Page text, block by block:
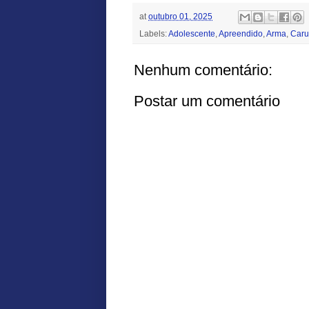
at outubro 01, 2025
Labels:Adolescente Apreendido Arma
Nenhum comentário:
Postar um comentário